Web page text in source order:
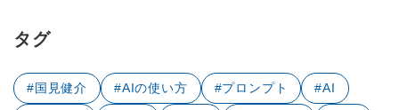
タグ
#国見健介 #AIの使い方 #プロンプト #AI